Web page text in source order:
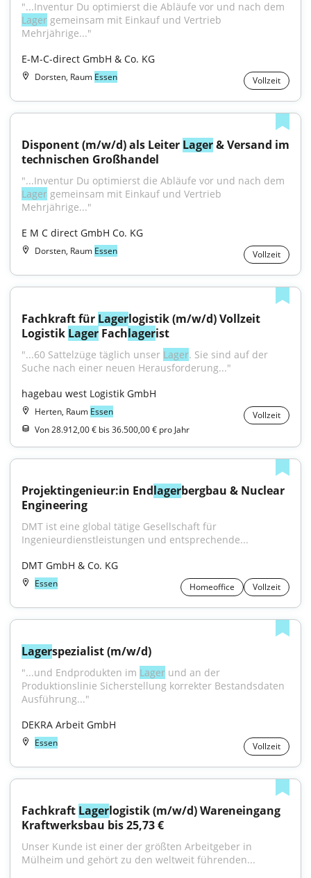
Lager gemeinsam mit Einkauf und Vertrieb
Mehrjährige..."
E-M-C-direct GmbH & Co. KG
Dorsten, Raum Essen Vollzeit
Disponent (m/w/d) als Leiter Lager & Versand im
technischen Großhandel
Lager gemeinsam mit Einkauf und Vertrieb
Mehrjährige..."
E M C direct GmbH Co. KG
Dorsten, Raum Essen Vollzeit
Fachkraft für Lagerlogistik (m/w/d) Vollzeit
Logistik Lager Fachlagerist
"...60 Sattelzüge täglich unser Lager. Sie sind auf der
Suche nach einer neuen Herausforderung..."
hagebau west Logistik GmbH
Herten, Raum Essen
Vollzeit
Von 28.912,00 € bis 36.500,00 € pro Jahr
Projektingenieur:in Endlagerbergbau & Nuclear
Engineering
DMT ist eine global tätige Gesellschaft für
Ingenieurdienstleistungen und entsprechende...
DMT GmbH & Co. KG
Essen Homeoffice Vollzeit
Lagerspezialist (m/w/d)
"...und Endprodukten im Lager und an der
Produktionslinie Sicherstellung korrekter Bestandsdaten
Ausführung..."
DEKRA Arbeit GmbH
Essen Vollzeit
Fachkraft Lagerlogistik (m/w/d) Wareneingang
Kraftwerksbau bis 25,73 €
Unser Kunde ist einer der größten Arbeitgeber in
Mülheim und gehört zu den weltweit führenden...